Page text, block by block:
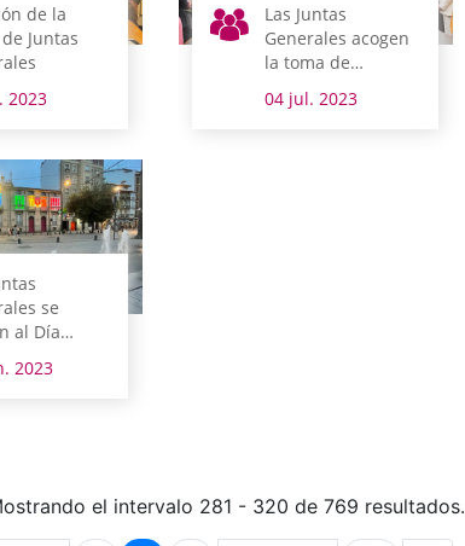
de la
Juntas
2023
Las Juntas
Generales acogen
la toma de
posesión del
nuevo Gobierno
04 jul. 2023
se
al Día
LGBTI
2023
el intervalo 281 - 320 de 769 resultados.